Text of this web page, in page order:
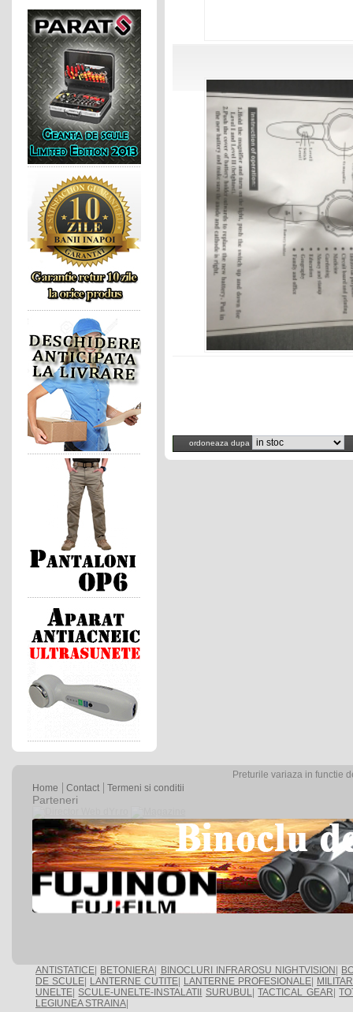
ordoneaza dupa
Preturile variaza in functie
Home
Contact Termeni si conditii
Parteneri
ANTISTATICE BETONIERA BINOCLURI INFRAROSU NIGHTVISION
DE SCULE
LANTERNE CUTITE LANTERNE PROFESIONALE
UNELTE SCULE-UNELTE-INSTALATII SURUBUL|TACTICAL GEAR |
LEGIUNEA STRAINA